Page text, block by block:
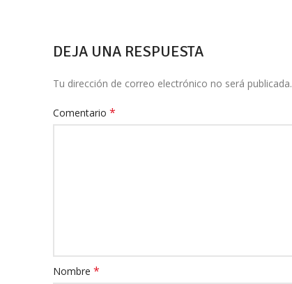
DEJA UNA RESPUESTA
Tu dirección de correo electrónico no será publicada.
Comentario *
Nombre *